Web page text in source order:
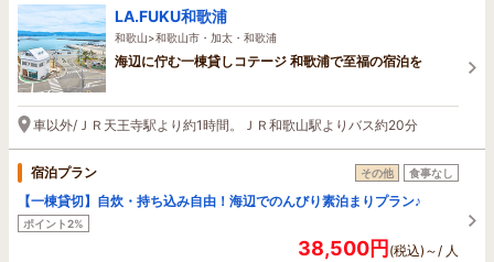
LA.FUKU和歌浦
和歌山>和歌山市・加太・和歌浦
海辺に佇む一棟貸しコテージ 和歌浦で至福の宿泊を
車以外/ＪＲ天王寺駅より約1時間。ＪＲ和歌山駅よりバス約20分
宿泊プラン その他 食事なし
【一棟貸切】自炊・持ち込み自由！海辺でのんびり素泊まりプラン♪
ポイント2%
38,500円(税込)～/ 人